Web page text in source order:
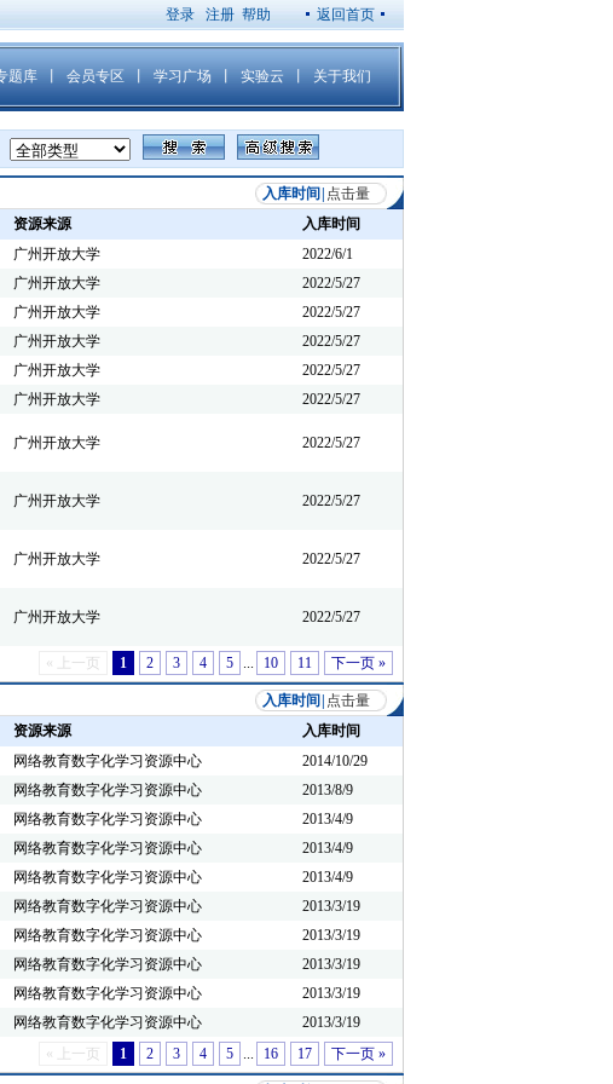
登录 注册 帮助 返回首页
入库时间 点击量
资源来源
入库时间
广州开放大学
2022/6/1
广州开放大学
2022/5/27
广州开放大学
2022/5/27
广州开放大学
2022/5/27
广州开放大学
2022/5/27
广州开放大学
2022/5/27
广州开放大学 2022/5/27
广州开放大学 2022/5/27
广州开放大学 2022/5/27
广州开放大学 2022/5/27
« 上一页 1 2 3 4 5 ... 10 11 下一页 »
入库时间 点击量
资源来源
入库时间
网络教育数字化学习资源中心
2014/10/29
网络教育数字化学习资源中心
2013/8/9
网络教育数字化学习资源中心
2013/4/9
网络教育数字化学习资源中心
2013/4/9
网络教育数字化学习资源中心
2013/4/9
网络教育数字化学习资源中心
2013/3/19
网络教育数字化学习资源中心
2013/3/19
网络教育数字化学习资源中心
2013/3/19
网络教育数字化学习资源中心
2013/3/19
网络教育数字化学习资源中心
2013/3/19
« 上一页
1 2 3 4 5 ... 16 17 下一页 »